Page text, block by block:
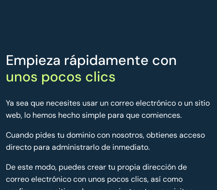
Empieza rápidamente con
unos pocos clics
Ya sea que necesites usar un correo electrónico o un sitio
web, lo hemos hecho simple para que comiences.
Cuando pides tu dominio con nosotros, obtienes acceso
directo para administrarlo de inmediato.
De este modo, puedes crear tu propia dirección de
correo electrónico con unos pocos clics, así como